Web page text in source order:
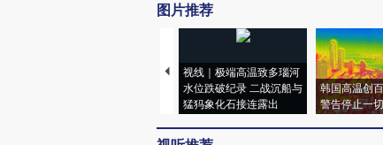
图片推荐
视线｜极端高温致多瑙河
水位跌破纪录 二战沉船与
猛犸象化石接连露出
韩国高温创
警告停止一